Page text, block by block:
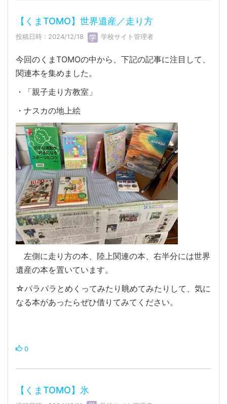
【くまTOMO】世界遺産／走り方
投稿日時 : 2024/12/18 学校サイト管理者
今回のくまTOMOの中から、下記の記事に注目して、
関連本を集めました。
・「親子走り方教室」
・ナスカの地上絵
左側に走り方の本、陸上関連の本、右半分には世界
遺産の本を置いています。
☆パラパラとめくってみたり眺めてみたりして、気に
なる本があったらぜひ借りてみてください。
0
【くまTOMO】氷